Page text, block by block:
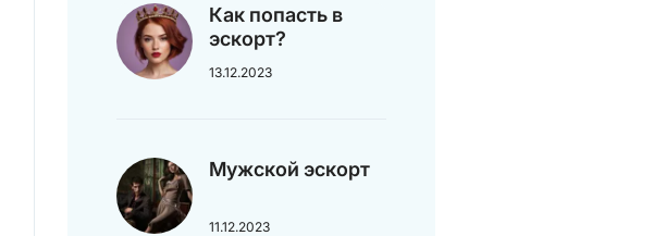
Как попасть в
эскорт?
13.12.2023
Мужской эскорт
11.12.2023